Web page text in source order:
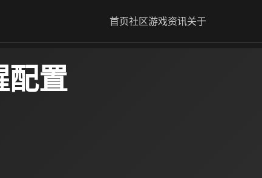
首页社区游戏资讯关于
配置